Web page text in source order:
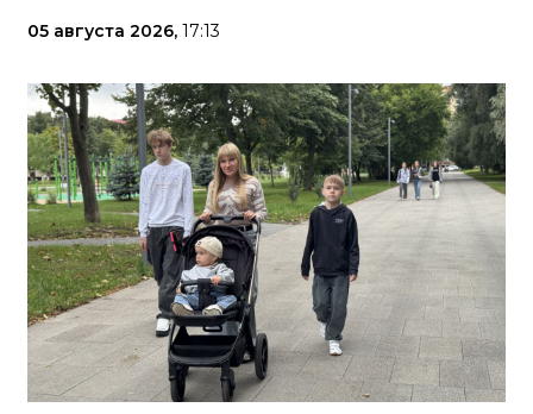
05 августа 2026, 17:13